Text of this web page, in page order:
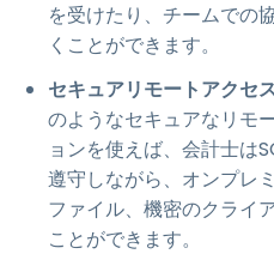
を受けたり、チームでの
くことができます。
セキュアリモートアク
のようなセキュアなリモ
ョンを使えば、会計士は
遵守しながら、オンプレ
ファイル、機密のクライ
ことができます。